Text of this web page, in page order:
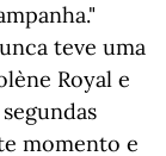
teve uma
Royal e
momento e